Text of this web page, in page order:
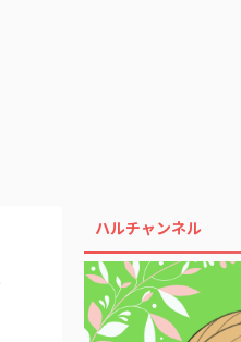
ハルチャンネル